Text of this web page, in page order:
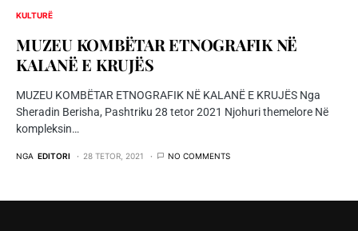
KULTURË
MUZEU KOMBËTAR ETNOGRAFIK NË
KALANË E KRUJËS
MUZEU KOMBËTAR ETNOGRAFIK NË KALANË E KRUJËS Nga
Sheradin Berisha, Pashtriku 28 tetor 2021 Njohuri themelore Në
kompleksin…
NGA EDITORI 28 TETOR, 2021 NO COMMENTS